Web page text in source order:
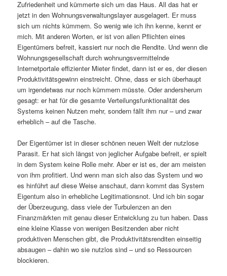
Zufriedenheit und kümmerte sich um das Haus. All das hat er
jetzt in den Wohnungsverwaltungslayer ausgelagert. Er muss
sich um nichts kümmern. So wenig wie ich ihn kenne, kennt er
mich. Mit anderen Worten, er ist von allen Pflichten eines
Eigentümers befreit, kassiert nur noch die Rendite. Und wenn die
Wohnungsgesellschaft durch wohnungsvermittelnde
Internetportale effizienter Mieter findet, dann ist er es, der diesen
Produktivitätsgewinn einstreicht. Ohne, dass er sich überhaupt
um irgendetwas nur noch kümmern müsste. Oder andersherum
gesagt: er hat für die gesamte Verteilungsfunktionalität des
Systems keinen Nutzen mehr, sondern fällt ihm nur – und zwar
erheblich – auf die Tasche.
Der Eigentümer ist in dieser schönen neuen Welt der nutzlose
Parasit. Er hat sich längst von jeglicher Aufgabe befreit, er spielt
in dem System keine Rolle mehr. Aber er ist es, der am meisten
von ihm profitiert. Und wenn man sich also das System und wo
es hinführt auf diese Weise anschaut, dann kommt das System
Eigentum also in erhebliche Legitimationsnot. Und ich bin sogar
der Überzeugung, dass viele der Turbulenzen an den
Finanzmärkten mit genau dieser Entwicklung zu tun haben. Dass
eine kleine Klasse von wenigen Besitzenden aber nicht
produktiven Menschen gibt, die Produktivitätsrenditen einseitig
absaugen – dahin wo sie nutzlos sind – und so Ressourcen
blockieren.